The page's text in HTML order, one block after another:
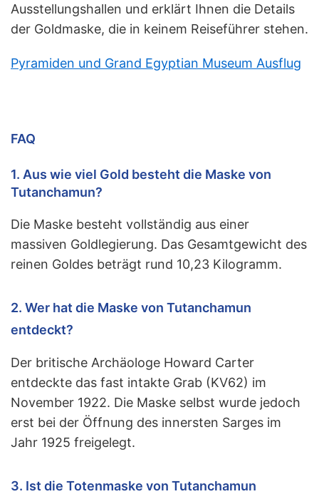
Ausstellungshallen und erklärt Ihnen die Details
der Goldmaske, die in keinem Reiseführer stehen.
Pyramiden und Grand Egyptian Museum Ausflug
FAQ
1. Aus wie viel Gold besteht die Maske von
Tutanchamun?
Die Maske besteht vollständig aus einer
massiven Goldlegierung. Das Gesamtgewicht des
reinen Goldes beträgt rund 10,23 Kilogramm.
2. Wer hat die Maske von Tutanchamun
entdeckt?
Der britische Archäologe Howard Carter
entdeckte das fast intakte Grab (KV62) im
November 1922. Die Maske selbst wurde jedoch
erst bei der Öffnung des innersten Sarges im
Jahr 1925 freigelegt.
3. Ist die Totenmaske von Tutanchamun